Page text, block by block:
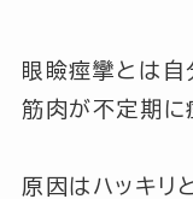
眼瞼痙攣とは自
筋肉が不定期に
原因はハッキリ